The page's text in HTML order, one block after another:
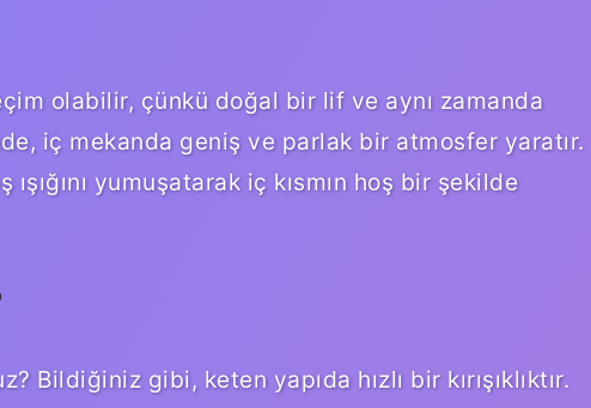
olabilir, çünkü doğal bir lif ve aynı zamanda
iç mekanda geniş ve parlak bir atmosfer yaratır.
yumuşatarak iç kısmın hoş bir şekilde
Bildiğiniz gibi, keten yapıda hızlı bir kırışıklıktır.